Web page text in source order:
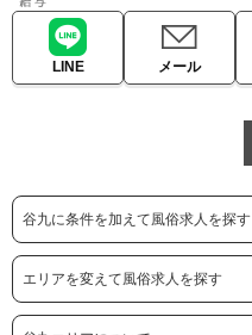
LINE メール
谷九に条件を加えて風俗求人を探す
エリアを変えて風俗求人を探す